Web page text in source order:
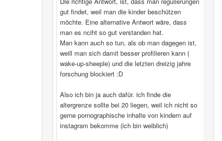
gut findet, weil man die kinder beschützen
möchte. Eine alternative Antwort wäre, dass
man es nciht so gut verstanden hat.
Man kann auch so tun, als ob man dagegen ist,
weill man sich damit besser profilieren kann (
wake-up-sheeple) und die letzten dreizig jahre
forschung blockiert :D
Also ich bin ja auch dafür. ich finde die
altergrenze sollte bei 20 liegen, weil ich nicht so
gerne pornographische inhalte von kindern auf
instagram bekomme (ich bin weiblich)